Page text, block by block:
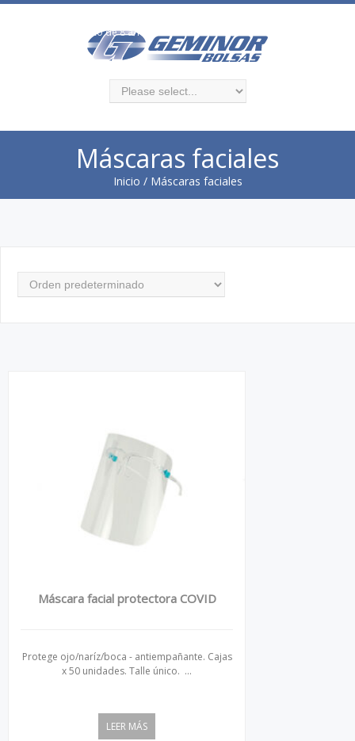
Atencion al público de 8 a 13 y 14 a 18 hs
Máscaras faciales
Inicio / Máscaras faciales
Máscara facial protectora COVID
Protege ojo/naríz/boca - antiempañante. Cajas
x 50 unidades. Talle único. ...
LEER MÁS